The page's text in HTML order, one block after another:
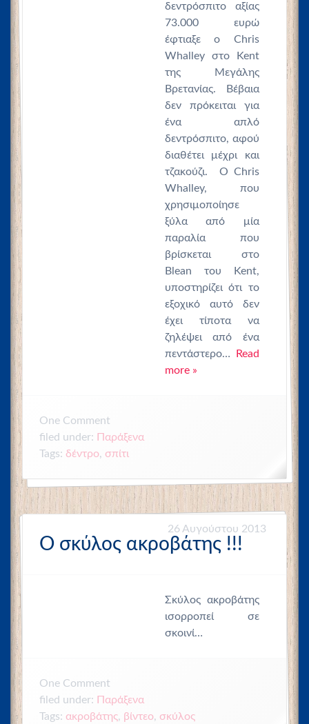
δεντρόσπιτο αξίας
73.000 ευρώ
έφτιαξε ο Chris
Whalley στο Kent
της Μεγάλης
Βρετανίας. Βέβαια
δεν πρόκειται για
ένα απλό
δεντρόσπιτο, αφού
διαθέτει μέχρι και
τζακούζι. Ο Chris
Whalley, που
χρησιμοποίησε
ξύλα από μία
παραλία που
βρίσκεται στο
Blean του Kent,
υποστηρίζει ότι το
εξοχικό αυτό δεν
έχει τίποτα να
ζηλέψει από ένα
πεντάστερο… Read
more »
OneComment
filed under: Παράξενα
Tags: δέντρο, σπίτι
26 Αυγούστου 2013
Ο σκύλος ακροβάτης !!!
Σκύλος ακροβάτης
ισορροπεί σε
σκοινί…
OneComment
filed under: Παράξενα
Tags: ακροβάτης, βίντεο, σκύλος